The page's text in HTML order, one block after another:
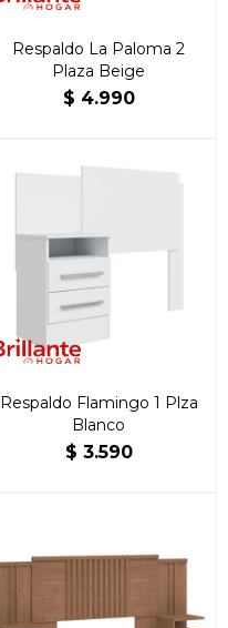
Respaldo La Paloma 2
Plaza Beige
$ 4.990
Respaldo Flamingo 1 Plza
Blanco
$ 3.590